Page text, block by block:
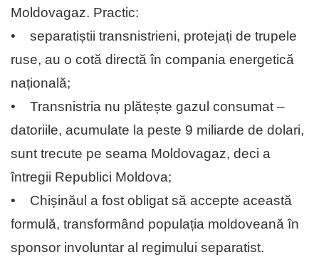
Moldovagaz. Practic:
• separatiștii transnistrieni, protejați de trupele
ruse, au o cotă directă în compania energetică
națională;
• Transnistria nu plătește gazul consumat –
datoriile, acumulate la peste 9 miliarde de dolari,
sunt trecute pe seama Moldovagaz, deci a
întregii Republici Moldova;
• Chișinăul a fost obligat să accepte această
formulă, transformând populația moldoveană în
sponsor involuntar al regimului separatist.